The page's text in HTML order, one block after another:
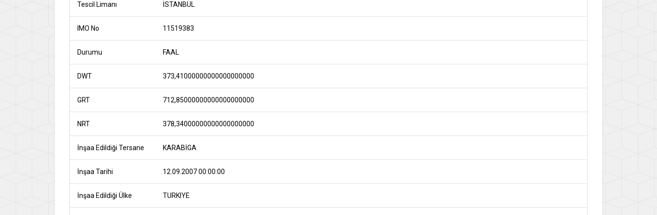
Tescil Limanı İSTANBUL
IMO No 11519383
Durumu FAAL
DWT 373,41000000000000000000
GRT 712,85000000000000000000
NRT 378,34000000000000000000
İnşaa Edildiği Tersane KARABİGA
İnşaa Tarihi 12.09.2007 00:00:00
İnşaa Edildiği Ülke TURKIYE